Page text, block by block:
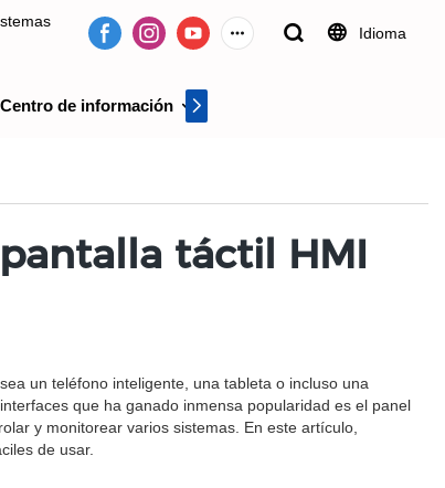
Idioma
Centro de información
táctil HMI
un teléfono inteligente, una tableta o incluso una
que ha ganado inmensa popularidad es el panel
y monitorear varios sistemas. En este artículo,
de usar.